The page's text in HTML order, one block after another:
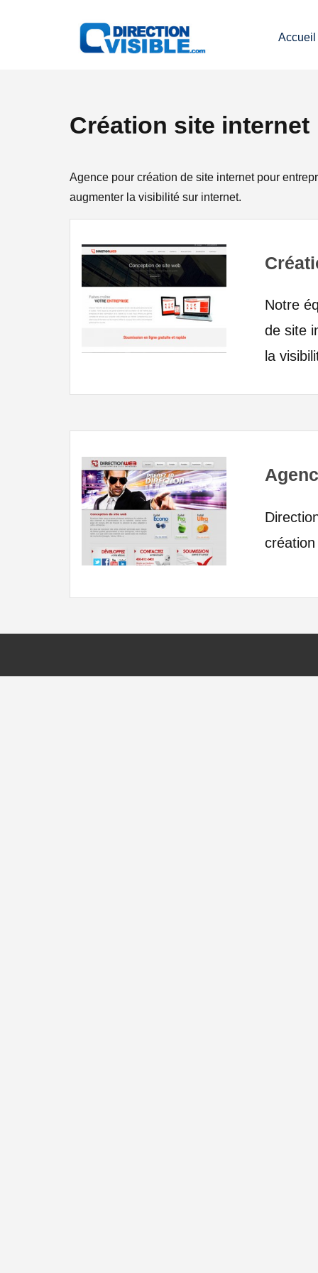
Accueil
Création site internet
Agence pour création de site internet pour
augmenter la visibilité sur internet.
Notre
de site
la